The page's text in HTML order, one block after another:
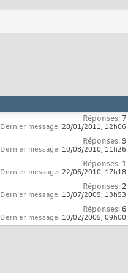
Réponses: 7
Dernier message: 28/01/2011, 12h06
Réponses:9
Dernier message: 10/08/2010, 11h26
Réponses: 1
Dernier message: 22/06/2010, 17h18
Réponses: 2
Dernier message: 13/07/2005, 13h53
Réponses:6
Dernier message: 10/02/2005, 09h00